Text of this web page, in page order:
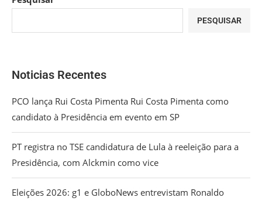
PESQUISAR
Noticias Recentes
PCO lança Rui Costa Pimenta Rui Costa Pimenta como
candidato à Presidência em evento em SP
PT registra no TSE candidatura de Lula à reeleição para a
Presidência, com Alckmin como vice
Eleições 2026: g1 e GloboNews entrevistam Ronaldo